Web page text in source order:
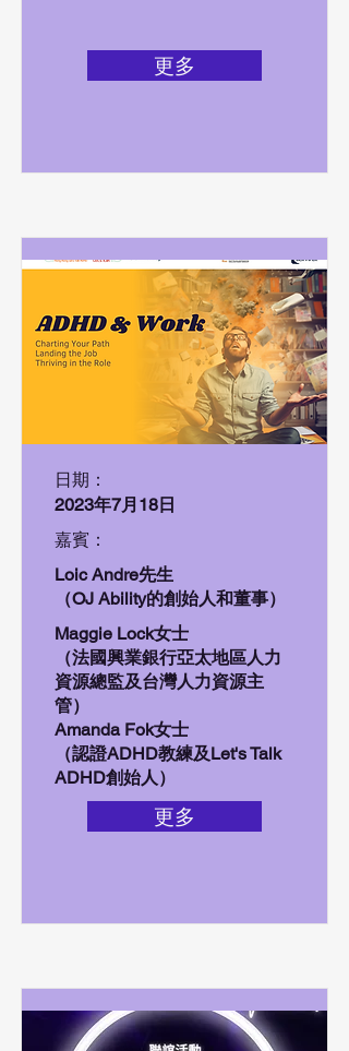
更多
日期：
2023年7月18日
嘉賓：
Loic Andre先生
（OJ Ability的創始人和董事）
Maggie Lock女士
（法國興業銀行亞太地區人力
資源總監及台灣人力資源主
管）
Amanda Fok女士
（認證ADHD教練及Let's Talk
ADHD創始人）
更多